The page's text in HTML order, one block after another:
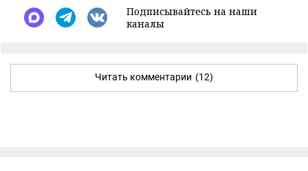
Подписывайтесь на наши
каналы
Читать комментарии (12)